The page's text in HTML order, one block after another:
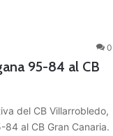
0
95-84 al CB
del CB Villarrobledo,
al CB Gran Canaria.